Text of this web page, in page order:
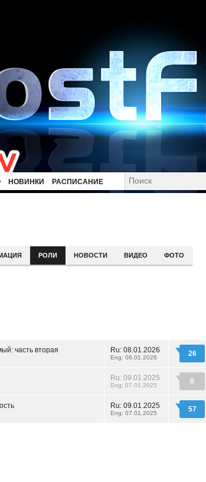
НОВИНКИ РАСПИСАНИЕ
РОЛИ НОВОСТИ ВИДЕО ФОТО
часть вторая Ru: 08.01.2026
Eng: 06.01.2026 26
Ru: 09.01.2025
Eng: 07.01.2025 0
Ru: 09.01.2025
Eng: 07.01.2025 57